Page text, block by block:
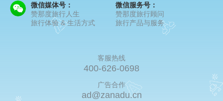
微信媒体号：
赞那度旅行人生
旅行体验 & 生活方式
微信服务号：
赞那度旅行顾问
旅行产品与服务
客服热线
400-626-0698
广告合作
ad@zanadu.cn